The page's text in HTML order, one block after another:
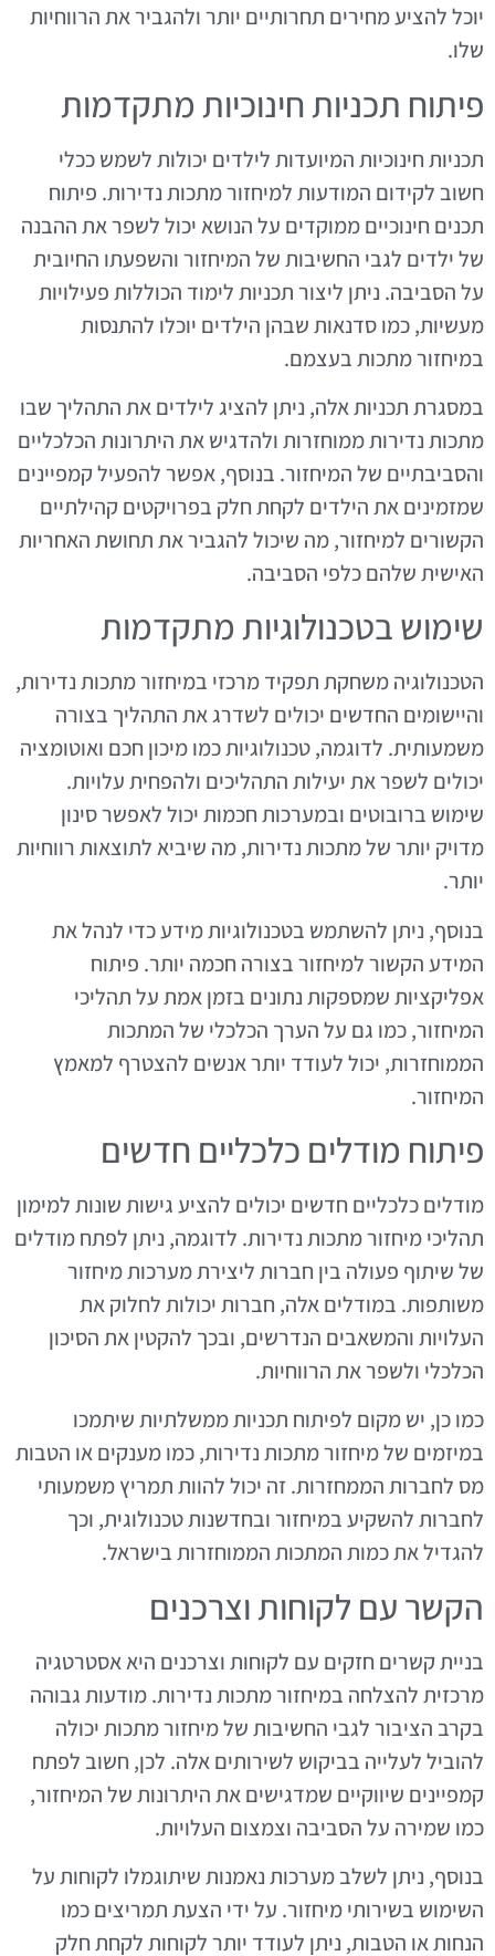
יוכל להציע מחירים תחרותיים יותר ולהגביר את הרווחיות
שלו.
פיתוח תכניות חינוכיות מתקדמות
תכניות חינוכיות המיועדות לילדים יכולות לשמש ככלי
חשוב לקידום המודעות למיחזור מתכות נדירות. פיתוח
תכנים חינוכיים ממוקדים על הנושא יכול לשפר את ההבנה
של ילדים לגבי החשיבות של המיחזור והשפעתו החיובית
על הסביבה. ניתן ליצור תכניות לימוד הכוללות פעילויות
מעשיות, כמו סדנאות שבהן הילדים יוכלו להתנסות
במיחזור מתכות בעצמם.
במסגרת תכניות אלה, ניתן להציג לילדים את התהליך שבו
מתכות נדירות ממוחזרות ולהדגיש את היתרונות הכלכליים
והסביבתיים של המיחזור. בנוסף, אפשר להפעיל קמפיינים
שמזמינים את הילדים לקחת חלק בפרויקטים קהילתיים
הקשורים למיחזור, מה שיכול להגביר את תחושת האחריות
האישית שלהם כלפי הסביבה.
שימוש בטכנולוגיות מתקדמות
הטכנולוגיה משחקת תפקיד מרכזי במיחזור מתכות נדירות,
והיישומים החדשים יכולים לשדרג את התהליך בצורה
משמעותית. לדוגמה, טכנולוגיות כמו מיכון חכם ואוטומציה
יכולים לשפר את יעילות התהליכים ולהפחית עלויות.
שימוש ברובוטים ובמערכות חכמות יכול לאפשר סינון
מדויק יותר של מתכות נדירות, מה שיביא לתוצאות רווחיות
יותר.
בנוסף, ניתן להשתמש בטכנולוגיות מידע כדי לנהל את
המידע הקשור למיחזור בצורה חכמה יותר. פיתוח
אפליקציות שמספקות נתונים בזמן אמת על תהליכי
המיחזור, כמו גם על הערך הכלכלי של המתכות
הממוחזרות, יכול לעודד יותר אנשים להצטרף למאמץ
המיחזור.
פיתוח מודלים כלכליים חדשים
מודלים כלכליים חדשים יכולים להציע גישות שונות למימון
תהליכי מיחזור מתכות נדירות. לדוגמה, ניתן לפתח מודלים
של שיתוף פעולה בין חברות ליצירת מערכות מיחזור
משותפות. במודלים אלה, חברות יכולות לחלוק את
העלויות והמשאבים הנדרשים, ובכך להקטין את הסיכון
הכלכלי ולשפר את הרווחיות.
כמו כן, יש מקום לפיתוח תכניות ממשלתיות שיתמכו
במיזמים של מיחזור מתכות נדירות, כמו מענקים או הטבות
מס לחברות הממחזרות. זה יכול להוות תמריץ משמעותי
לחברות להשקיע במיחזור ובחדשנות טכנולוגית, וכך
להגדיל את כמות המתכות הממוחזרות בישראל.
הקשר עם לקוחות וצרכנים
בניית קשרים חזקים עם לקוחות וצרכנים היא אסטרטגיה
מרכזית להצלחה במיחזור מתכות נדירות. מודעות גבוהה
בקרב הציבור לגבי החשיבות של מיחזור מתכות יכולה
להוביל לעלייה בביקוש לשירותים אלה. לכן, חשוב לפתח
קמפיינים שיווקיים שמדגישים את היתרונות של המיחזור,
כמו שמירה על הסביבה וצמצום העלויות.
בנוסף, ניתן לשלב מערכות נאמנות שיתוגמלו לקוחות על
השימוש בשירותי מיחזור. על ידי הצעת תמריצים כמו
הנחות או הטבות, ניתן לעודד יותר לקוחות לקחת חלק